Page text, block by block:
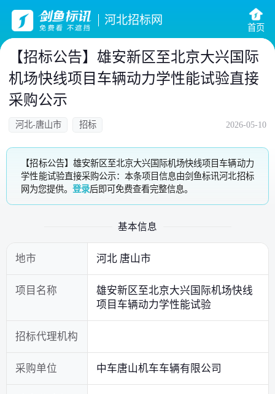
河北招标网
首页
【招标公告】雄安新区至北京大兴国际
机场快线项目车辆动力学性能试验直接
采购公示
河北-唐山市 招标 2026-05-10
【招标公告】雄安新区至北京大兴国际机场快线项目车辆动力
学性能试验直接采购公示：本条项目信息由剑鱼标讯河北招标
网为您提供。登录后即可免费查看完整信息。
基本信息
地市 河北 唐山市
项目名称
雄安新区至北京大兴国际机场快线
项目车辆动力学性能试验
招标代理机构
采购单位 中车唐山机车车辆有限公司